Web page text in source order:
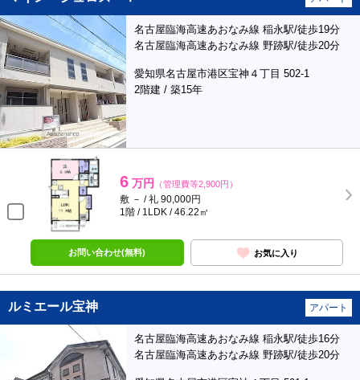
名古屋臨海高速あおなみ線 稲永駅/徒歩19分
名古屋臨海高速あおなみ線 野跡駅/徒歩20分
愛知県名古屋市港区宝神４丁目 502-1
2階建 / 築15年
6 万円 （管理費等2,900円）
敷 － / 礼 90,000円
1階 / 1LDK / 46.22㎡
お問い合わせ(無料) お気に入り
ルミエール宝神 アパート
名古屋臨海高速あおなみ線 稲永駅/徒歩16分
名古屋臨海高速あおなみ線 野跡駅/徒歩20分